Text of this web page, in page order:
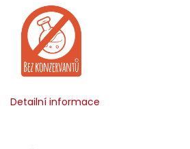
Detailní informace